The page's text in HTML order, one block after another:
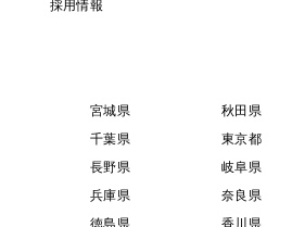
採用情報
宮城県 秋田県
千葉県 東京都
長野県 岐阜県
兵庫県 奈良県
徳島県 香川県